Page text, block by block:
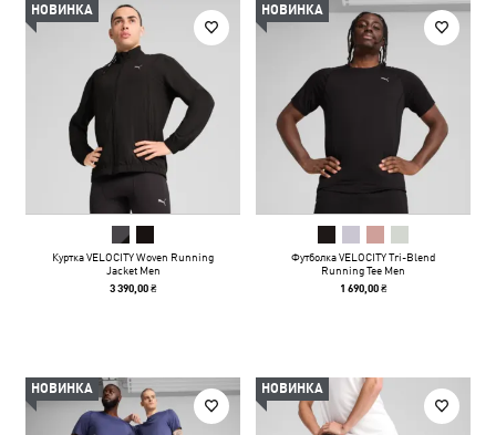
НОВИНКА
Куртка VELOCITY Woven Running
Jacket Men
3 390,00 ₴
НОВИНКА
Футболка VELOCITY Tri-Blend
Running Tee Men
1 690,00 ₴
НОВИНКА НОВИНКА